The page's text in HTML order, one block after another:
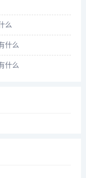
么
什么
什么